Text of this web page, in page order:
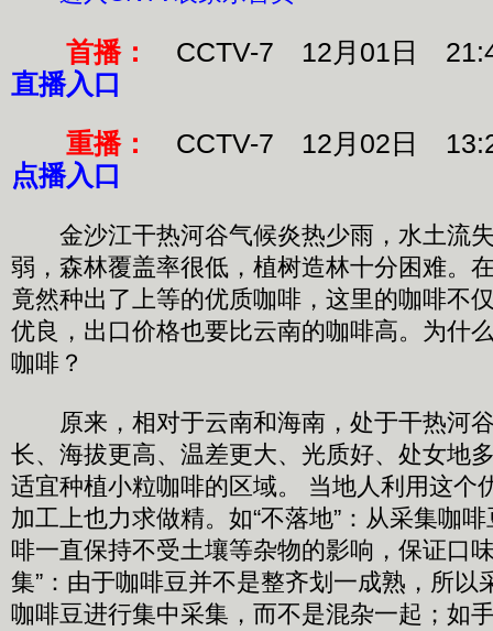
首播：
CCTV-7 12月01日
直播入口
重播：
CCTV-7 12月02日
点播入口
金沙江干热河谷气候炎热少雨，水土流
弱，森林覆盖率很低，植树造林十分困难。
竟然种出了上等的优质咖啡，这里的咖啡不
优良，出口价格也要比云南的咖啡高。为什
咖啡？
原来，相对于云南和海南，处于干热河
长、海拔更高、温差更大、光质好、处女地
适宜种植小粒咖啡的区域。 当地人利用这个
加工上也力求做精。如“不落地”：从采集咖
啡一直保持不受土壤等杂物的影响，保证口
集”：由于咖啡豆并不是整齐划一成熟，所以
咖啡豆进行集中采集，而不是混杂一起；如